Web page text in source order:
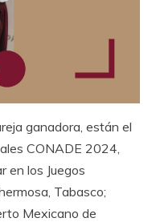
ganadora, están el
CONADE 2024,
en los Juegos
Tabasco;
Mexicano de